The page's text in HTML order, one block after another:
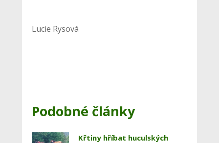
Lucie Rysová
Podobné články
Křtiny hříbat huculských